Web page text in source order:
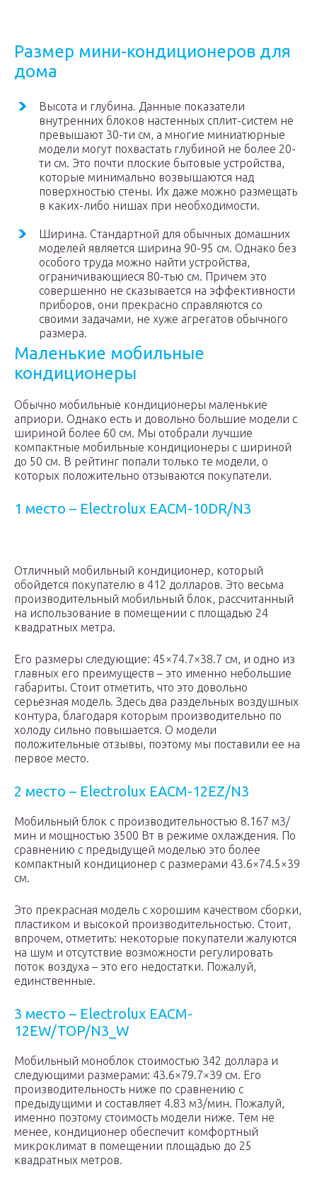
Размер мини-кондиционеров для
дома
Высота и глубина. Данные показатели
внутренних блоков настенных сплит-систем не
превышают 30-ти см, а многие миниатюрные
модели могут похвастать глубиной не более 20-
ти см. Это почти плоские бытовые устройства,
которые минимально возвышаются над
поверхностью стены. Их даже можно размещать
в каких-либо нишах при необходимости.
Ширина. Стандартной для обычных домашних
моделей является ширина 90-95 см. Однако без
особого труда можно найти устройства,
ограничивающиеся 80-тью см. Причем это
совершенно не сказывается на эффективности
приборов, они прекрасно справляются со
своими задачами, не хуже агрегатов обычного
размера.
Маленькие мобильные
кондиционеры
Обычно мобильные кондиционеры маленькие
априори. Однако есть и довольно большие модели с
шириной более 60 см. Мы отобрали лучшие
компактные мобильные кондиционеры с шириной
до 50 см. В рейтинг попали только те модели, о
которых положительно отзываются покупатели.
1 место – Electrolux EACM-10DR/N3
Отличный мобильный кондиционер, который
обойдется покупателю в 412 долларов. Это весьма
производительный мобильный блок, рассчитанный
на использование в помещении с площадью 24
квадратных метра.
Его размеры следующие: 45×74.7×38.7 см, и одно из
главных его преимуществ – это именно небольшие
габариты. Стоит отметить, что это довольно
серьезная модель. Здесь два раздельных воздушных
контура, благодаря которым производительно по
холоду сильно повышается. О модели
положительные отзывы, поэтому мы поставили ее на
первое место.
2 место – Electrolux EACM-12EZ/N3
Мобильный блок с производительностью 8.167 м3/
мин и мощностью 3500 Вт в режиме охлаждения. По
сравнению с предыдущей моделью это более
компактный кондиционер с размерами 43.6×74.5×39
см.
Это прекрасная модель с хорошим качеством сборки,
пластиком и высокой производительностью. Стоит,
впрочем, отметить: некоторые покупатели жалуются
на шум и отсутствие возможности регулировать
поток воздуха – это его недостатки. Пожалуй,
единственные.
3 место – Electrolux EACM-
12EW/TOP/N3_W
Мобильный моноблок стоимостью 342 доллара и
следующими размерами: 43.6×79.7×39 см. Его
производительность ниже по сравнению с
предыдущими и составляет 4.83 м3/мин. Пожалуй,
именно поэтому стоимость модели ниже. Тем не
менее, кондиционер обеспечит комфортный
микроклимат в помещении площадью до 25
квадратных метров.